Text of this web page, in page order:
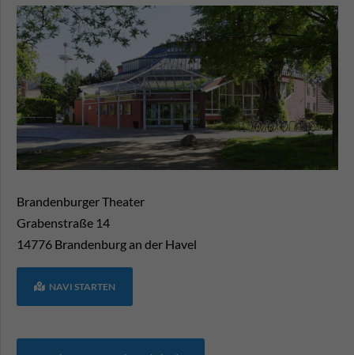
Brandenburger Theater
Grabenstraße 14
14776 Brandenburg an der Havel
NAVI STARTEN